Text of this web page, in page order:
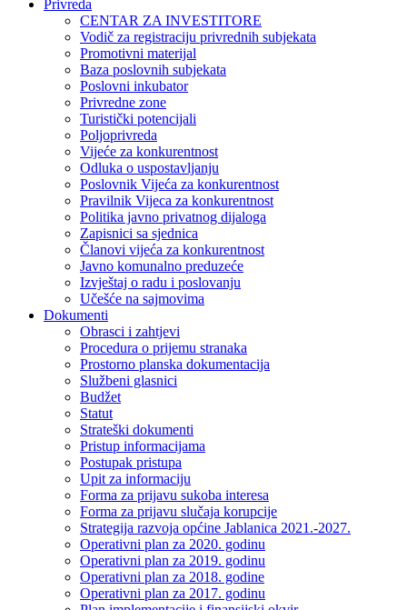
Privreda
CENTAR ZA INVESTITORE
Vodič za registraciju privrednih subjekata
Promotivni materijal
Baza poslovnih subjekata
Poslovni inkubator
Privredne zone
Turistički potencijali
Poljoprivreda
Vijeće za konkurentnost
Odluka o uspostavljanju
Poslovnik Vijeća za konkurentnost
Pravilnik Vijeca za konkurentnost
Politika javno privatnog dijaloga
Zapisnici sa sjednica
Članovi vijeća za konkurentnost
Javno komunalno preduzeće
Izvještaj o radu i poslovanju
Učešće na sajmovima
Dokumenti
Obrasci i zahtjevi
Procedura o prijemu stranaka
Prostorno planska dokumentacija
Službeni glasnici
Budžet
Statut
Strateški dokumenti
Pristup informacijama
Postupak pristupa
Upit za informaciju
Forma za prijavu sukoba interesa
Forma za prijavu slučaja korupcije
Strategija razvoja općine Jablanica 2021.-2027.
Operativni plan za 2020. godinu
Operativni plan za 2019. godinu
Operativni plan za 2018. godine
Operativni plan za 2017. godinu